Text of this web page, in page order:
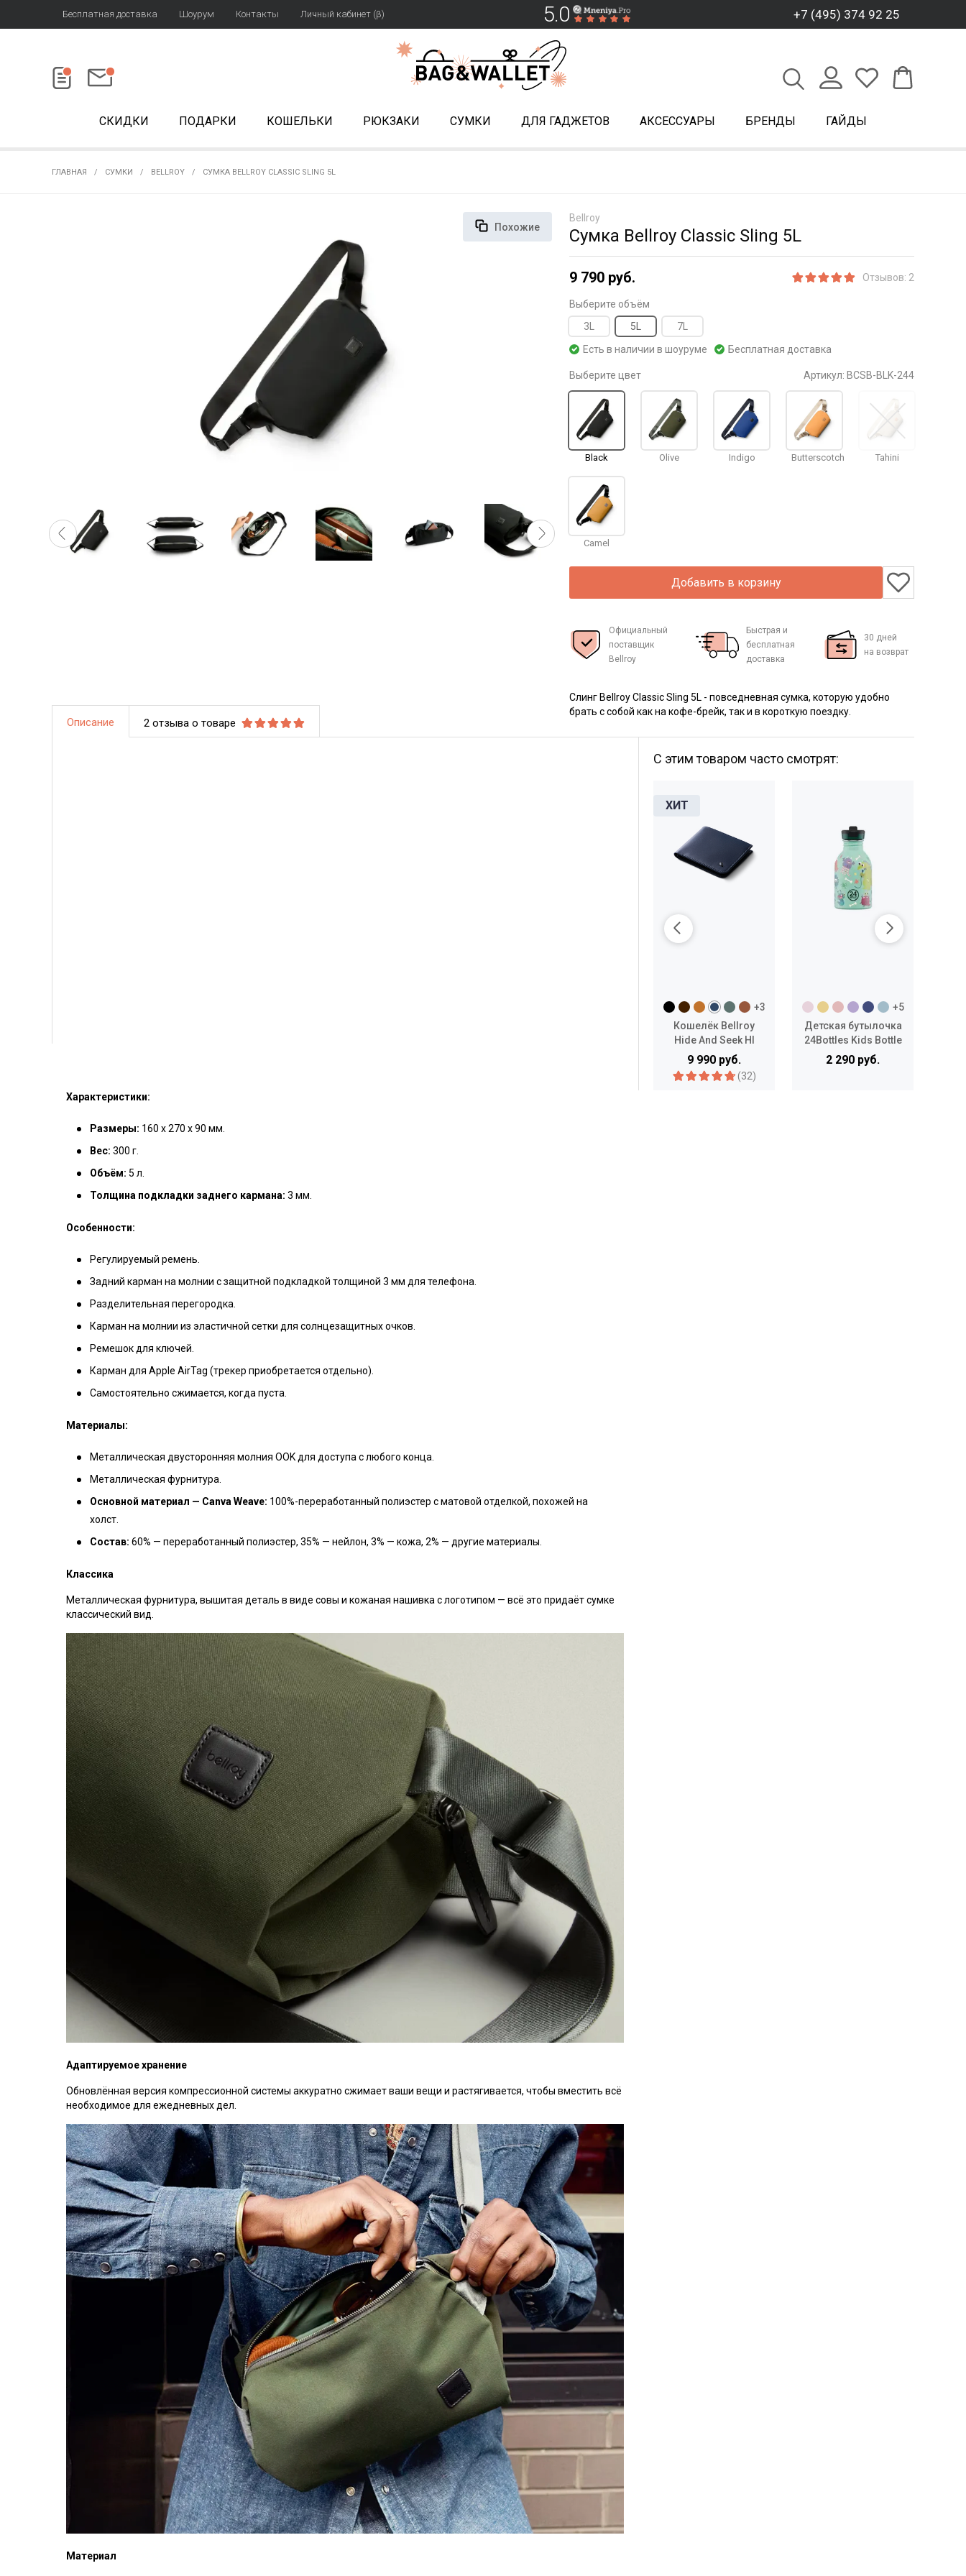
Бесплатная доставка Шоурум Контакты Личный кабинет (β) 5.0 +7 (495) 374 92 25
СКИДКИ ПОДАРКИ КОШЕЛЬКИ РЮКЗАКИ СУМКИ ДЛЯ ГАДЖЕТОВ АКСЕССУАРЫ БРЕНДЫ ГАЙДЫ
ГЛАВНАЯ СУМКИ BELLROY СУМКА BELLROY CLASSIC SLING 5L
Похожие
Bellroy
Сумка Bellroy Classic Sling 5L
9 790 руб. Отзывов: 2
Выберите объём
3L
5L
7L
Есть в наличии в шоуруме
Бесплатная доставка
Выберите цвет Артикул: BCSB-BLK-244
Black Olive Indigo Butterscotch Tahini
Camel
Добавить в корзину
Официальный
поставщик
Bellroy
Быстрая и
бесплатная
доставка
30 дней
на возврат
Слинг Bellroy Classic Sling 5L - повседневная сумка, которую удобно
брать с собой как на кофе-брейк, так и в короткую поездку.
Описание 2 отзыва о товаре
Характеристики:
Размеры: 160 х 270 х 90 мм.
Вес: 300 г.
Объём: 5 л.
Толщина подкладки заднего кармана: 3 мм.
Особенности:
Регулируемый ремень.
Задний карман на молнии с защитной подкладкой толщиной 3 мм для телефона.
Разделительная перегородка.
Карман на молнии из эластичной сетки для солнцезащитных очков.
Ремешок для ключей.
Карман для Apple AirTag (трекер приобретается отдельно).
Самостоятельно сжимается, когда пуста.
Материалы:
Металлическая двусторонняя молния OOK для доступа с любого конца.
Металлическая фурнитура.
Основной материал — Canva Weave: 100%-переработанный полиэстер с матовой отделкой, похожей на
холст.
Состав: 60% — переработанный полиэстер, 35% — нейлон, 3% — кожа, 2% — другие материалы.
Классика
Металлическая фурнитура, вышитая деталь в виде совы и кожаная нашивка с логотипом — всё это придаёт сумке
классический вид.
Адаптируемое хранение
Обновлённая версия компрессионной системы аккуратно сжимает ваши вещи и растягивается, чтобы вместить всё
необходимое для ежедневных дел.
Материал
С этим товаром часто смотрят:
+3
Кошелёк Bellroy
Hide And Seek HI
9 990 руб.
(32)
+5
Детская бутылочка
24Bottles Kids Bottle
250 мл
2 290 руб.